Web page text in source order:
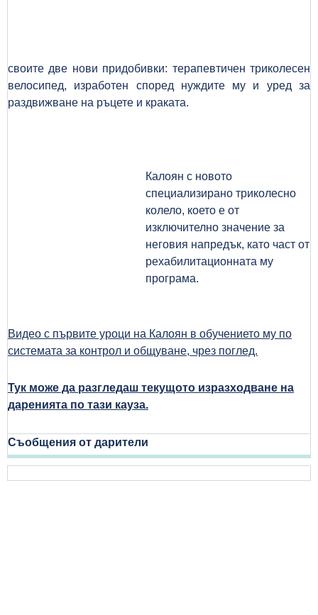
своите две нови придобивки: терапевтичен триколесен
велосипед, изработен според нуждите му и уред за
раздвижване на ръцете и краката.
Калоян с новото
специализирано триколесно
колело, което е от
изключително значение за
неговия напредък, като част от
рехабилитационната му
програма.
Видео с първите уроци на Калоян в обучението му по
системата за контрол и общуване, чрез поглед.
Тук може да разгледаш текущото изразходване на
даренията по тази кауза.
Съобщения от дарители